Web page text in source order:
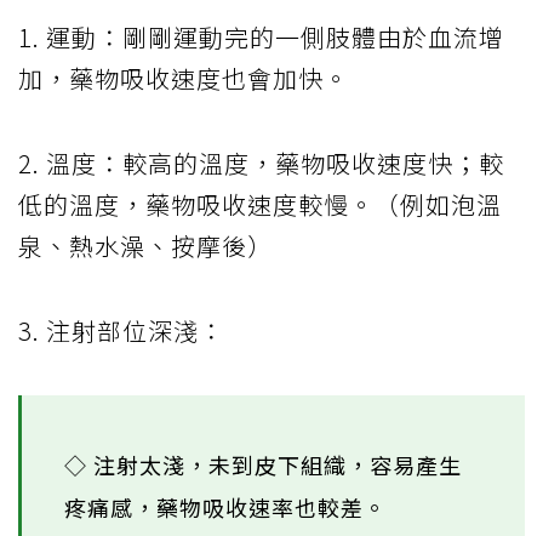
1. 運動：剛剛運動完的一側肢體由於血流增
加，藥物吸收速度也會加快。
2. 溫度：較高的溫度，藥物吸收速度快；較
低的溫度，藥物吸收速度較慢。（例如泡溫
泉、熱水澡、按摩後）
3. 注射部位深淺：
◇ 注射太淺，未到皮下組織，容易產生
疼痛感，藥物吸收速率也較差。